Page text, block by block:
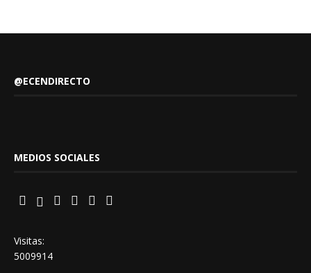
@ECENDIRECTO
MEDIOS SOCIALES
Visitas:
5009914